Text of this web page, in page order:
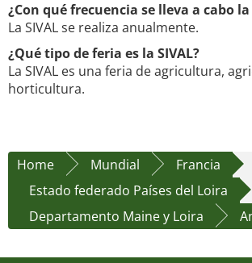
¿Con qué frecuencia se lleva a cabo la
La SIVAL se realiza anualmente.
¿Qué tipo de feria es la SIVAL?
La SIVAL es una feria de agricultura,
horticultura.
Home Mundial
Francia
Estado federado Países del Loira
Departamento Maine y Loira